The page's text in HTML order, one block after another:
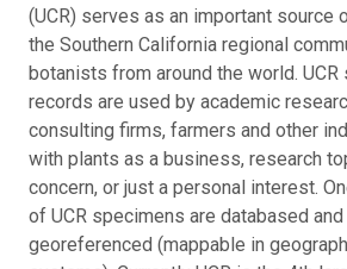
(UCR) serves as an important source
the Southern California regional
botanists from around the world. UCR
records are used by academic
consulting firms, farmers and other
with plants as a business, research
concern, or just a personal interest.
of UCR specimens are databased and
georeferenced (mappable in